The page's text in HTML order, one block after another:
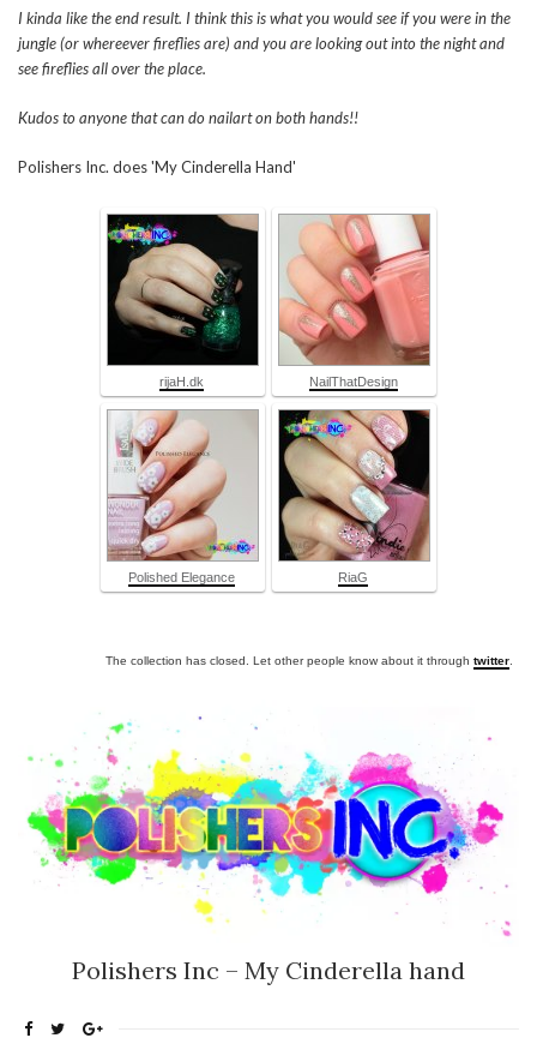
I kinda like the end result. I think this is what you would see if you were in the
jungle (or whereever fireflies are) and you are looking out into the night and
see fireflies all over the place.
Kudos to anyone that can do nailart on both hands!!
Polishers Inc. does 'My Cinderella Hand'
rijaH.dk NailThatDesign
Polished Elegance RiaG
The collection has closed. Let other people know about it through twitter
Polishers Inc – My Cinderella hand